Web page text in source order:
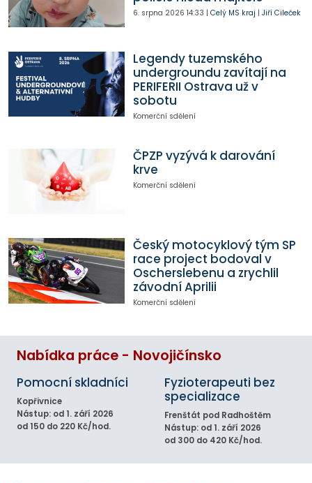
6. srpna 2026 14:33 | Celý MS kraj | Jiří Cileček
Legendy tuzemského
undergroundu zavítají na
PERIFERII Ostrava už v
sobotu
Komerční sdělení
ČPZP vyzývá k darování
krve
Komerční sdělení
Český motocyklový tým SP
race project bodoval v
Oscherslebenu a zrychlil
závodní Aprilii
Komerční sdělení
Nabídka práce - Novojičínsko
Pomocní skladníci
Kopřivnice
Nástup: od 1. září 2026
od 150 do 220 Kč/hod.
Fyzioterapeuti bez
specializace
Frenštát pod Radhoštěm
Nástup: od 1. září 2026
od 300 do 420 Kč/hod.